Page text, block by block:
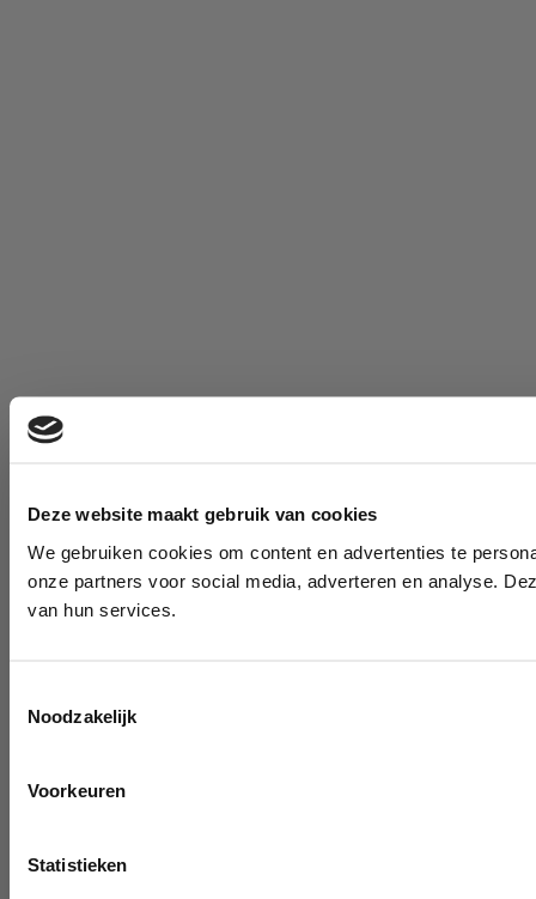
Deze website maakt gebruik van cookies
We gebruiken cookies om content en advertenties te
onze partners voor social media, adverteren en analyse.
van hun services.
Noodzakelijk
Voorkeuren
Statistieken